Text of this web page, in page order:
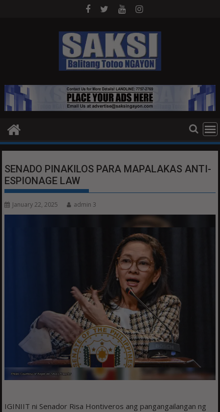
SENADO PINAKILOS PARA MAPALAKAS ANTI-
ESPIONAGE LAW
January 22, 2025 admin 3
IGINIIT ni Senador Risa Hontiveros ang pangangailangan ng